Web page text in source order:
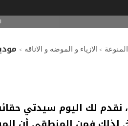
> الازياء و الموضه و الاناقه >
نقدم لك اليوم سيدتي